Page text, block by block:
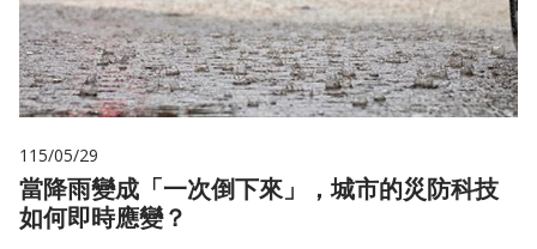
115/05/29
當降雨變成「一次倒下來」，城市的災防科技
如何即時應變？